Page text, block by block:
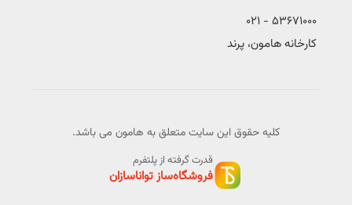
53671000 - 021
کارخانه هامون، پرند
کلیه حقوق این سایت متعلق به هامون می باشد.
قدرت گرفته از پلتفرم
فروشگاه‌ساز تواناسازان